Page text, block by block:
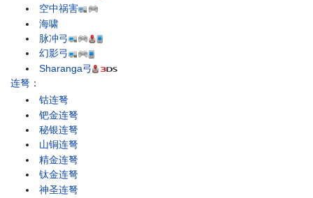
空中祸害
海啸
脉冲弓
幻影弓
Sharanga弓
连弩 ：
钴连弩
钯金连弩
秘银连弩
山铜连弩
精金连弩
钛金连弩
神圣连弩